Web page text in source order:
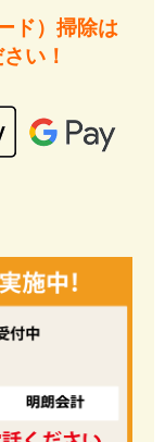
ド）掃除は
い！